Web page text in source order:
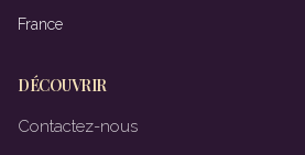
France
DÉCOUVRIR
Contactez-nous